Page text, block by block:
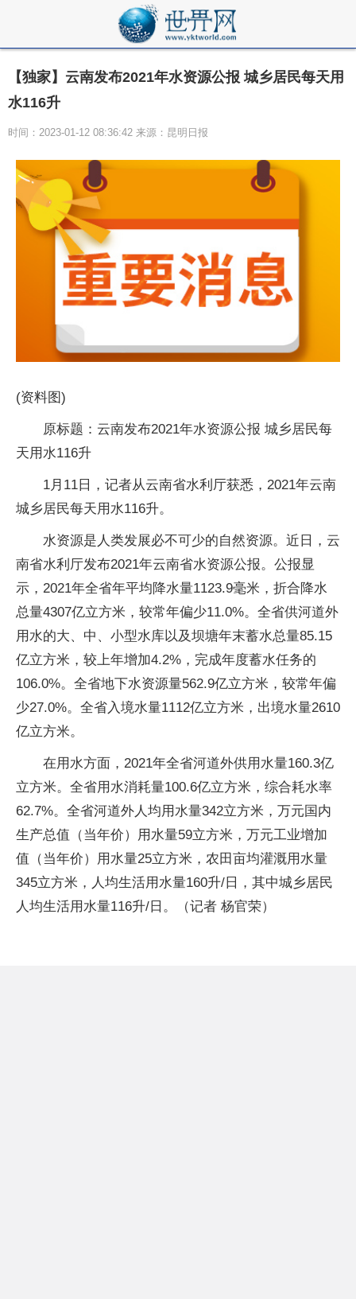
【独家】云南发布2021年水资源公报 城乡居民每天用
水116升
时间：2023-01-12 08:36:42 来源：昆明日报
(资料图)
原标题：云南发布2021年水资源公报 城乡居民每
天用水116升
1月11日，记者从云南省水利厅获悉，2021年云南
城乡居民每天用水116升。
水资源是人类发展必不可少的自然资源。近日，云
南省水利厅发布2021年云南省水资源公报。公报显
示，2021年全省年平均降水量1123.9毫米，折合降水
总量4307亿立方米，较常年偏少11.0%。全省供河道外
用水的大、中、小型水库以及坝塘年末蓄水总量85.15
亿立方米，较上年增加4.2%，完成年度蓄水任务的
106.0%。全省地下水资源量562.9亿立方米，较常年偏
少27.0%。全省入境水量1112亿立方米，出境水量2610
亿立方米。
在用水方面，2021年全省河道外供用水量160.3亿
立方米。全省用水消耗量100.6亿立方米，综合耗水率
62.7%。全省河道外人均用水量342立方米，万元国内
生产总值（当年价）用水量59立方米，万元工业增加
值（当年价）用水量25立方米，农田亩均灌溉用水量
345立方米，人均生活用水量160升/日，其中城乡居民
人均生活用水量116升/日。（记者 杨官荣）